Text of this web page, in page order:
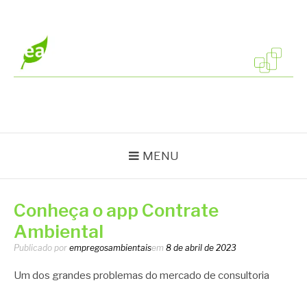
conteúdo
MENU
Conheça o app Contrate
Ambiental
Publicado por empregosambientaisem 8 de abril de 2023
Um dos grandes problemas do mercado de consultoria